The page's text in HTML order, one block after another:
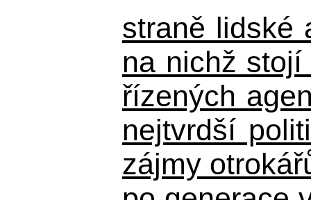
straně lidské
na nichž
řízených
nejtvrdší
zájmy